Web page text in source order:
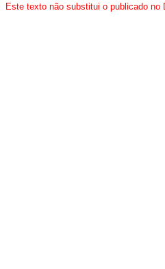
Este texto não substitui o publicado no